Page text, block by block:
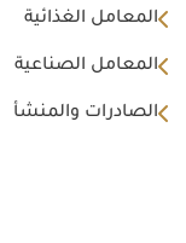
المعامل الغذائية
المعامل الصناعية
الصادرات والمنشأ